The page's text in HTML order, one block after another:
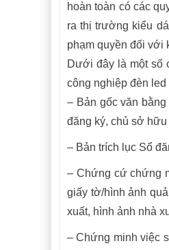
hoàn toàn có các
ra thị trường kiểu
phạm quyền đối với
Dưới đây là một số
công nghiệp đèn
– Bản gốc văn
đăng ký, chủ sở
– Bản trích lục Sổ
– Chứng cứ chứng
giấy tờ/hình ảnh
xuất, hình ảnh nhà
– Chứng minh việc